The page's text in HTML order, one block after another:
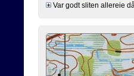
Var godt sliten allereie